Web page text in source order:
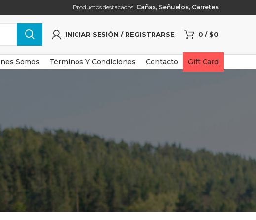
Productos destacados: Cañas, Señuelos, Carretes
INICIAR SESIÓN / REGISTRARSE 0 / $0
Somos Términos Y Condiciones Contacto Gift Card